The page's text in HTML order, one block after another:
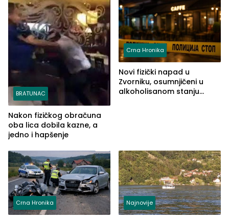
BRATUNAC
Nakon fizičkog obračuna
oba lica dobila kazne, a
jedno i hapšenje
Crna Hronika
Novi fizički napad u
Zvorniku, osumnjičeni u
alkoholisanom stanju
Crna Hronika Najnovije